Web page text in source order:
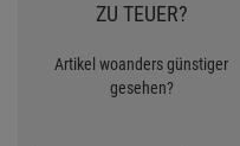
ZU TEUER?
Artikel woanders günstiger
gesehen?